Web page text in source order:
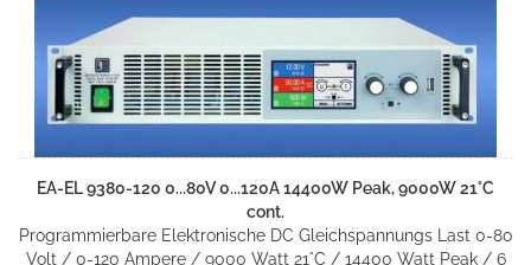
EA-EL 9380-120 0...80V 0...120A 14400W Peak, 9000W 21°C
cont.
Programmierbare Elektronische DC Gleichspannungs Last 0-80
Volt / 0-120 Ampere / 9000 Watt 21°C / 14400 Watt Peak / 6